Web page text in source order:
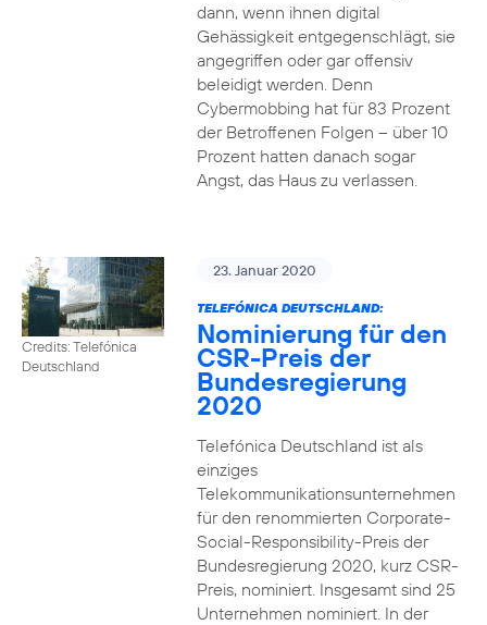
dann, wenn ihnen digital
Gehässigkeit entgegenschlägt, sie
angegriffen oder gar offensiv
beleidigt werden. Denn
Cybermobbing hat für 83 Prozent
der Betroffenen Folgen – über 10
Prozent hatten danach sogar
Angst, das Haus zu verlassen.
Credits: Telefónica
Deutschland
23. Januar 2020
TELEFÓNICA DEUTSCHLAND:
Nominierung für den
CSR-Preis der
Bundesregierung
2020
Telefónica Deutschland ist als
einziges
Telekommunikationsunternehmen
für den renommierten Corporate-
Social-Responsibility-Preis der
Bundesregierung 2020, kurz CSR-
Preis, nominiert. Insgesamt sind 25
Unternehmen nominiert. In der